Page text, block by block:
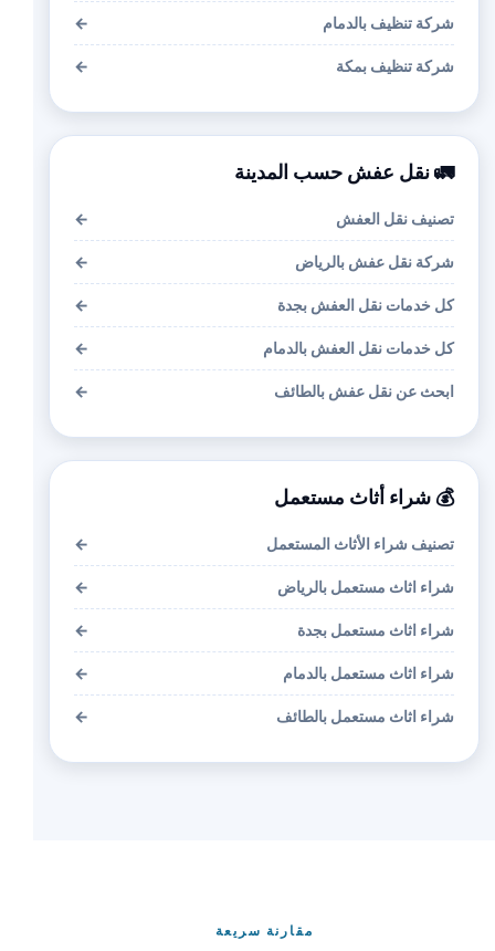
شركة تنظيف بالدمام ←
شركة تنظيف بمكة ←
🚛 نقل عفش حسب المدينة
تصنيف نقل العفش ←
شركة نقل عفش بالرياض ←
كل خدمات نقل العفش بجدة ←
كل خدمات نقل العفش بالدمام ←
ابحث عن نقل عفش بالطائف ←
💰 شراء أثاث مستعمل
تصنيف شراء الأثاث المستعمل ←
شراء اثاث مستعمل بالرياض ←
شراء اثاث مستعمل بجدة ←
شراء اثاث مستعمل بالدمام ←
شراء اثاث مستعمل بالطائف ←
مقارنة سريعة